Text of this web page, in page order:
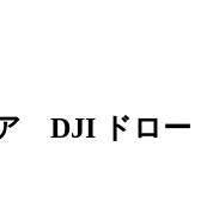
DJI ドロー